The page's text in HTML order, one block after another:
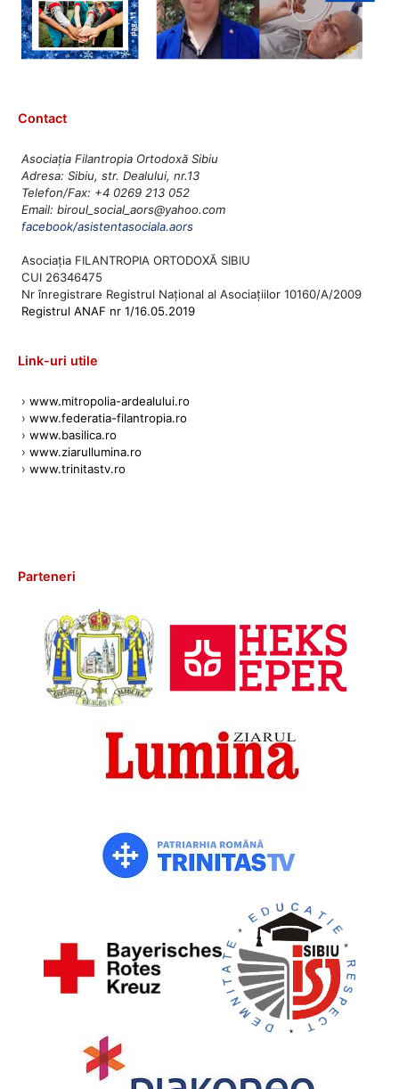
Contact
Asociația Filantropia Ortodoxă Sibiu
Adresa: Sibiu, str. Dealului, nr.13
Telefon/Fax: +4 0269 213 052
Email: biroul_social_aors@yahoo.com
facebook/asistentasociala.aors
Asociația FILANTROPIA ORTODOXĂ SIBIU
CUI 26346475
Nr înregistrare Registrul Național al Asociațiilor 10160/A/2009
Registrul ANAF nr 1/16.05.2019
Link-uri utile
› www.mitropolia-ardealului.ro
› www.federatia-filantropia.ro
› www.basilica.ro
› www.ziarullumina.ro
› www.trinitastv.ro
Parteneri